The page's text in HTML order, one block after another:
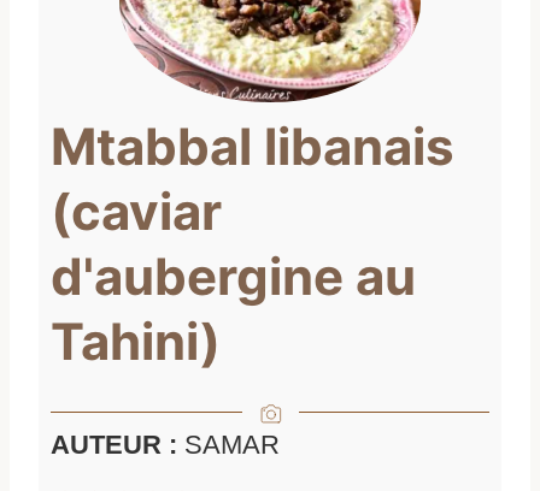
Mtabbal libanais
(caviar
d'aubergine au
Tahini)
AUTEUR : SAMAR